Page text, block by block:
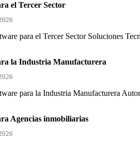
el Tercer Sector
para el Tercer Sector Soluciones
la Industria Manufacturera
para la Industria Manufacturera
Agencias inmobiliarias